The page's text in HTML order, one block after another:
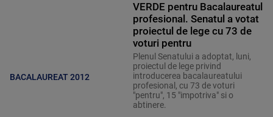
BACALAUREAT 2012
VERDE pentru Bacalaureatul
profesional. Senatul a votat
proiectul de lege cu 73 de
voturi pentru
Plenul Senatului a adoptat, luni,
proiectul de lege privind
introducerea bacalaureatului
profesional, cu 73 de voturi
"pentru", 15 "impotriva" si o
abtinere.